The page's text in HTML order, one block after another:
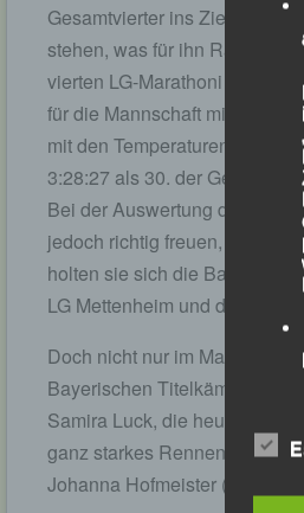
Gesamtvierter ins Ziel. Nach
stehen, was für ihn Rang
vierten LG-Marathoni
für die Mannschaft mit an den
mit den Temperaturen, der
3:28:27 als 30. der
Bei der Auswertung des
jedoch richtig freuen, denn in
holten sie sich die
LG Mettenheim und der
Doch nicht nur im Marathon
Bayerischen Titelkämpfen
Samira Luck, die heuer
ganz starkes Rennen und
Johanna Hofmeister (Skiclub